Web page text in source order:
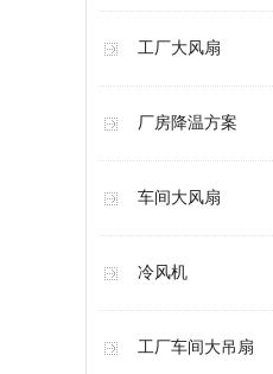
工厂大风扇
厂房降温方案
车间大风扇
冷风机
工厂车间大吊扇